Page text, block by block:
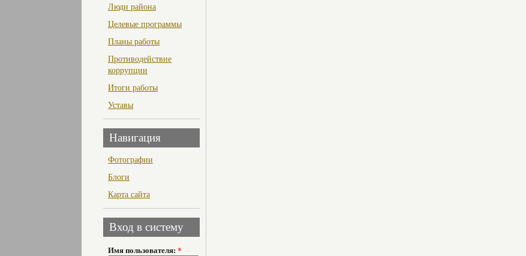
Люди района
Целевые программы
Планы работы
Противодействие
коррупции
Итоги работы
Уставы
Навигация
Фотографии
Блоги
Карта сайта
Вход в систему
Имя пользователя: *